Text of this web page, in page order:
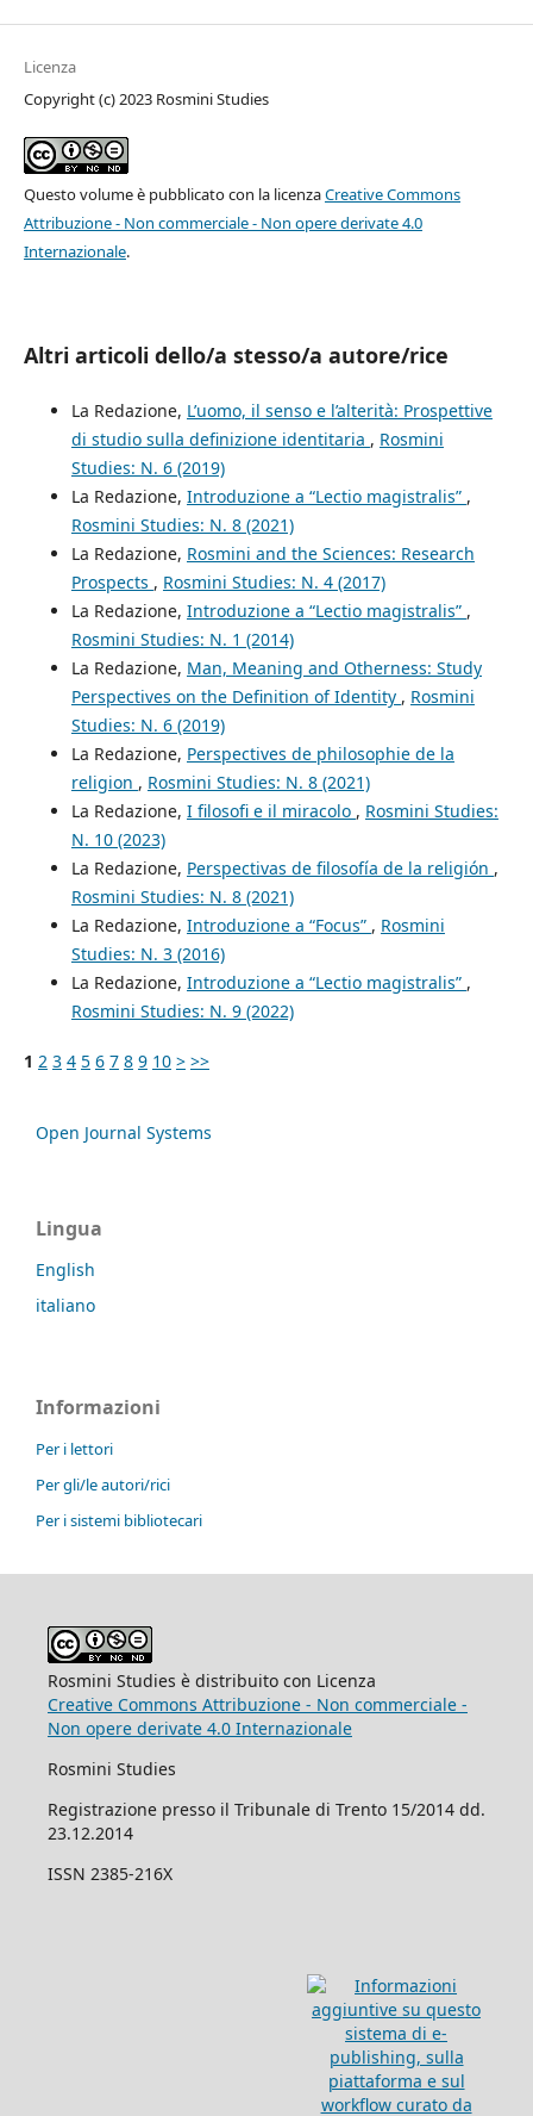
Licenza
Copyright (c) 2023 Rosmini Studies
Questo volume è pubblicato con la licenzaCreative Commons
Attribuzione - Non commerciale - Non opere derivate 4.0
Internazionale.
Altri articoli dello/a stesso/a autore/rice
La Redazione, L’uomo, il senso e l’alterità: Prospettive
di studio sulla definizione identitaria , Rosmini
Studies: N. 6 (2019)
La Redazione, Introduzione a “Lectio magistralis” ,
Rosmini Studies: N. 8 (2021)
La Redazione, Rosmini and the Sciences: Research
Prospects , Rosmini Studies: N. 4 (2017)
La Redazione, Introduzione a “Lectio magistralis” ,
Rosmini Studies: N. 1 (2014)
La Redazione, Man, Meaning and Otherness: Study
Perspectives on the Definition of Identity , Rosmini
Studies: N. 6 (2019)
La Redazione, Perspectives de philosophie de la
religion , Rosmini Studies: N. 8 (2021)
La Redazione, I filosofi e il miracolo , Rosmini Studies:
N. 10 (2023)
La Redazione, Perspectivas de filosofía de la religión ,
Rosmini Studies: N. 8 (2021)
La Redazione, Introduzione a “Focus” , Rosmini
Studies: N. 3 (2016)
La Redazione, Introduzione a “Lectio magistralis” ,
Rosmini Studies: N. 9 (2022)
1 2 3 4 5 6 7 8 9 10 > >>
Open Journal Systems
Lingua
English
italiano
Informazioni
Per i lettori
Per gli/le autori/rici
Per i sistemi bibliotecari
Rosmini Studies è distribuito con Licenza
Creative Commons Attribuzione - Non commerciale -
Non opere derivate 4.0 Internazionale
Rosmini Studies
Registrazione presso il Tribunale di Trento 15/2014 dd.
23.12.2014
ISSN 2385-216X